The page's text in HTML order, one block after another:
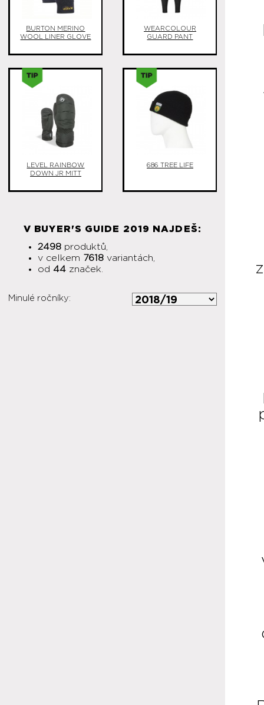
BURTON MERINO
WOOL LINER GLOVE
WEARCOLOUR
GUARD PANT
LEVEL RAINBOW
DOWN JR MITT
686 TREE LIFE
V BUYER'S GUIDE 2019 NAJDEŠ:
2498 produktů,
v celkem 7618 variantách,
od 44 značek.
Minulé ročníky: